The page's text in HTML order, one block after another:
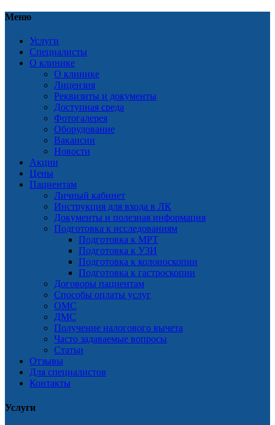
Меню
Услуги
Специалисты
О клинике
О клинике
Лицензия
Реквизиты и документы
Доступная среда
Фотогалерея
Оборудование
Вакансии
Новости
Акции
Цены
Пациентам
Личный кабинет
Инструкция для входа в ЛК
Документы и полезная информация
Подготовка к исследованиям
Подготовка к МРТ
Подготовка к УЗИ
Подготовка к колоноскопии
Подготовка к гастроскопии
Договоры пациентам
Способы оплаты услуг
ОМС
ДМС
Получение налогового вычета
Часто задаваемые вопросы
Статьи
Отзывы
Для специалистов
Контакты
Услуги